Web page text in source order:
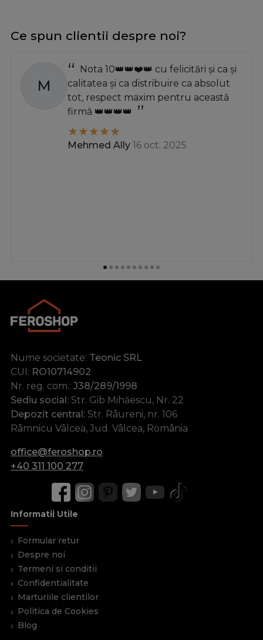
Ce spun clientii despre noi?
M
Nota 10👑👑❤️👑 cu felicitări și ca și
calitatea și ca distribuire ca absolut
tot, respect maxim pentru această
firmă 👑👑👑👑
Mehmed Ally 16 oct. 2025
Nume societate: Teonic SRL
CUI: RO10714902
Nr. reg. com.: J38/289/1998
Sediu social: Str. Gib Mihăescu, Nr. 22
Depozit central: Str. Râureni, nr. 106
Râmnicu Vâlcea, Jud. Vâlcea, România
office@feroshop.ro
+40 311 100 277
Informatii Utile
Formular retur
Despre noi
Termeni si conditii
Confidentialitate
Marturiile clientilor
Politica de Cookies
Blog